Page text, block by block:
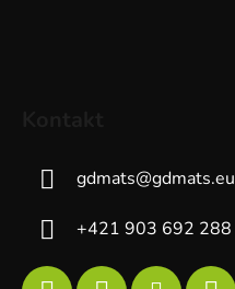
gdmats@gdmats.eu
+421 903 692 288